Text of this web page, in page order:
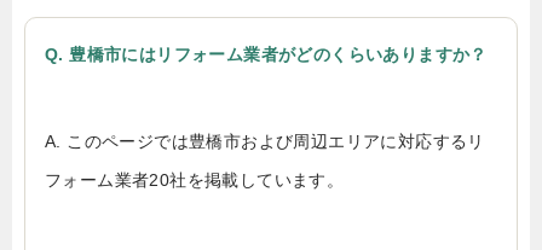
Q. 豊橋市にはリフォーム業者がどのくらいありますか？
A. このページでは豊橋市および周辺エリアに対応するリ
フォーム業者20社を掲載しています。